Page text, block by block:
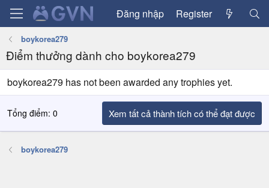
Đăng nhập Register
boykorea279
Điểm thưởng dành cho boykorea279
boykorea279 has not been awarded any trophies yet.
Tổng điểm: 0 Xem tất cả thành tích có thể đạt được
boykorea279